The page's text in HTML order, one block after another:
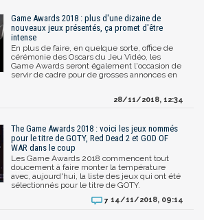
Game Awards 2018 : plus d'une dizaine de
nouveaux jeux présentés, ça promet d'être
intense
En plus de faire, en quelque sorte, office de
cérémonie des Oscars du Jeu Vidéo, les
Game Awards seront également l'occasion de
servir de cadre pour de grosses annonces en
28/11/2018, 12:34
The Game Awards 2018 : voici les jeux nommés
pour le titre de GOTY, Red Dead 2 et GOD OF
WAR dans le coup
Les Game Awards 2018 commencent tout
doucement à faire monter la température
avec, aujourd'hui, la liste des jeux qui ont été
sélectionnés pour le titre de GOTY.
7 14/11/2018, 09:14